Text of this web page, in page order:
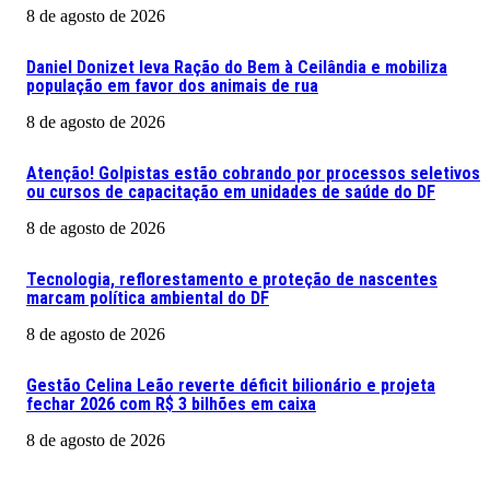
8 de agosto de 2026
Daniel Donizet leva Ração do Bem à Ceilândia e mobiliza
população em favor dos animais de rua
8 de agosto de 2026
Atenção! Golpistas estão cobrando por processos seletivos
ou cursos de capacitação em unidades de saúde do DF
8 de agosto de 2026
Tecnologia, reflorestamento e proteção de nascentes
marcam política ambiental do DF
8 de agosto de 2026
Gestão Celina Leão reverte déficit bilionário e projeta
fechar 2026 com R$ 3 bilhões em caixa
8 de agosto de 2026